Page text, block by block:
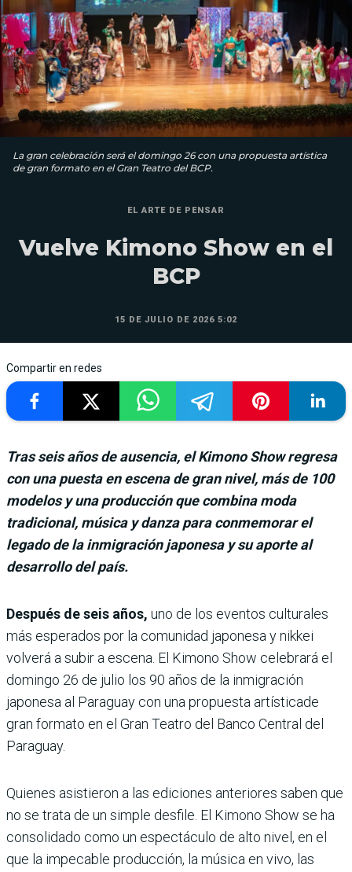
La gran celebración será el domingo 26 con una propuesta artística
de gran formato en el Gran Teatro del BCP.
EL ARTE DE PENSAR
Vuelve Kimono Show en el
BCP
15 DE JULIO DE 2026 5:02
Compartir en redes
Tras seis años de ausencia, el Kimono Show regresa
con una puesta en escena de gran nivel, más de 100
modelos y una producción que combina moda
tradicional, música y danza para conmemorar el
legado de la inmigración japonesa y su aporte al
desarrollo del país.
Después de seis años, uno de los eventos culturales
más esperados por la comunidad japonesa y nikkei
volve­rá a subir a escena. El Kimono Show celebrará el
domingo 26 de julio los 90 años de la inmigración
japonesa al Paraguay con una propuesta artísticade
gran formato en el Gran Teatro del Banco Central del
Paraguay.
Quienes asistieron a las ediciones anteriores saben que
no se trata de un simple desfile. El Kimono Show se ha
consolidado como un espectáculo de alto nivel, en el
que la impecable pro­ducción, la música en vivo, las